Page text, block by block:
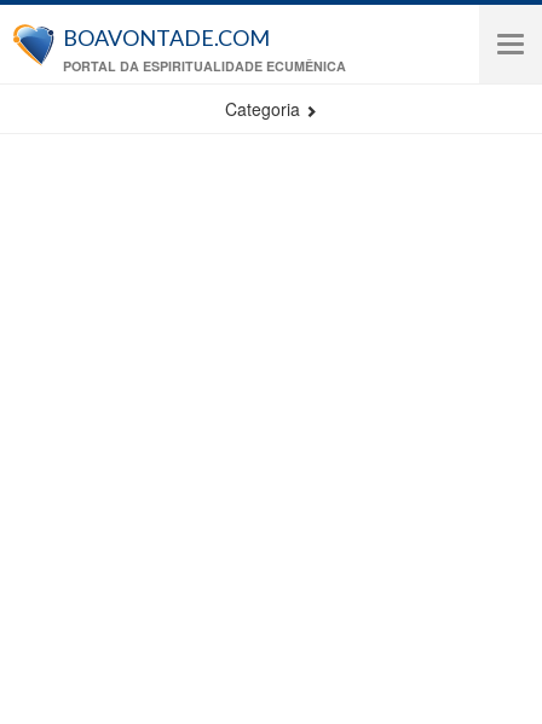
Pular para o conteúdo principal
BOAVONTADE.COM
PORTAL DA ESPIRITUALIDADE ECUMÊNICA
Categoria